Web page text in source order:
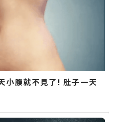
小腹就不見了! 肚子一天